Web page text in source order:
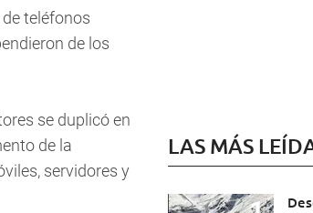
teléfonos
de los
se duplicó en
de la
servidores y
LAS MÁS